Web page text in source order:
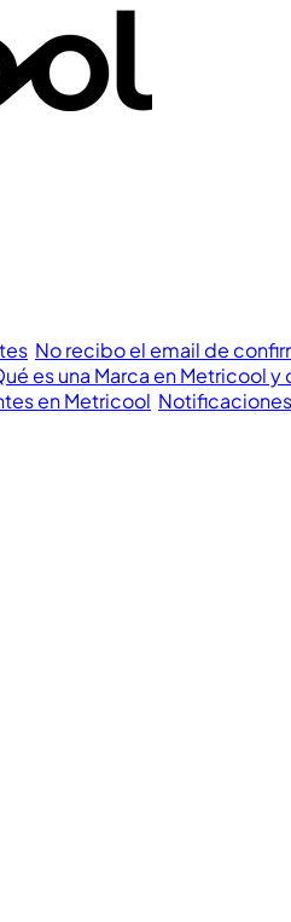
No recibo el email de
es una Marca en Metricool y
en Metricool